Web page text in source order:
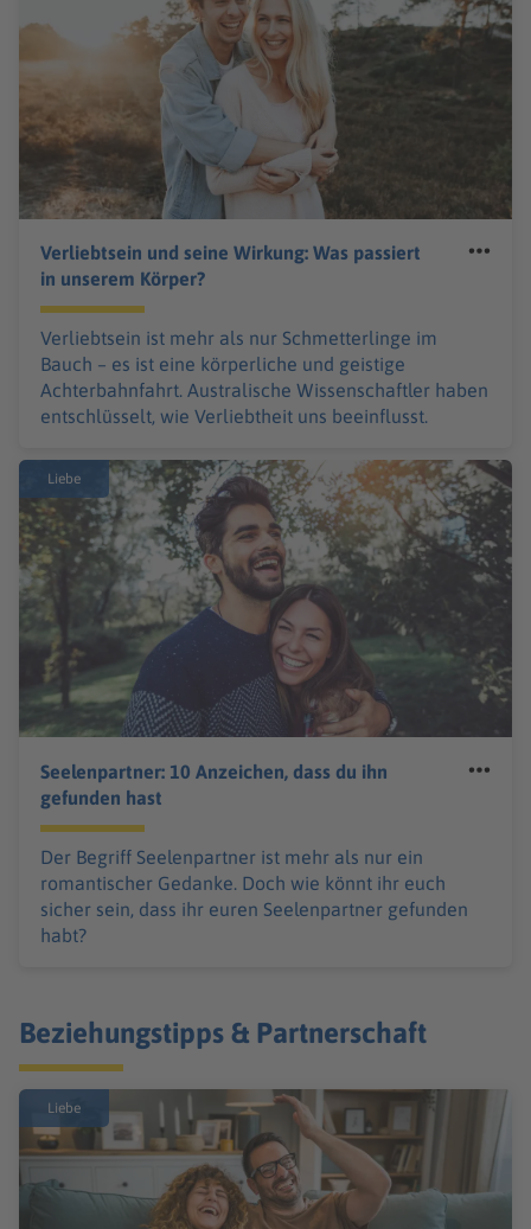
Verliebtsein und seine Wirkung: Was passiert
in unserem Körper?
Verliebtsein ist mehr als nur Schmetterlinge im
Bauch – es ist eine körperliche und geistige
Achterbahnfahrt. Australische Wissenschaftler haben
entschlüsselt, wie Verliebtheit uns beeinflusst.
Liebe
Seelenpartner: 10 Anzeichen, dass du ihn
gefunden hast
Der Begriff Seelenpartner ist mehr als nur ein
romantischer Gedanke. Doch wie könnt ihr euch
sicher sein, dass ihr euren Seelenpartner gefunden
habt?
Beziehungstipps & Partnerschaft
Liebe